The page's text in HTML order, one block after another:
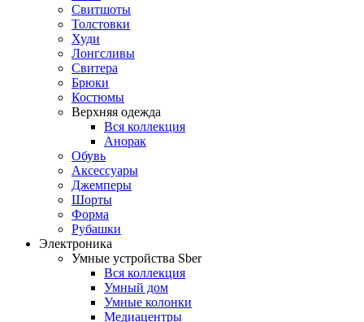
Свитшоты
Толстовки
Худи
Лонгсливы
Свитера
Брюки
Костюмы
Верхняя одежда
Вся коллекция
Анорак
Обувь
Аксессуары
Джемперы
Шорты
Форма
Рубашки
Электроника
Умные устройства Sber
Вся коллекция
Умный дом
Умные колонки
Медиацентры